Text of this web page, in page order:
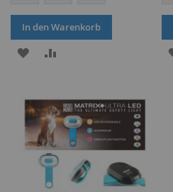
In den Warenkorb
ZUR
HINZUFÜGEN
HINZUFÜGEN